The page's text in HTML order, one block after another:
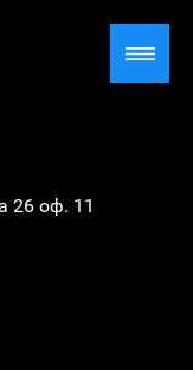
26 оф. 11